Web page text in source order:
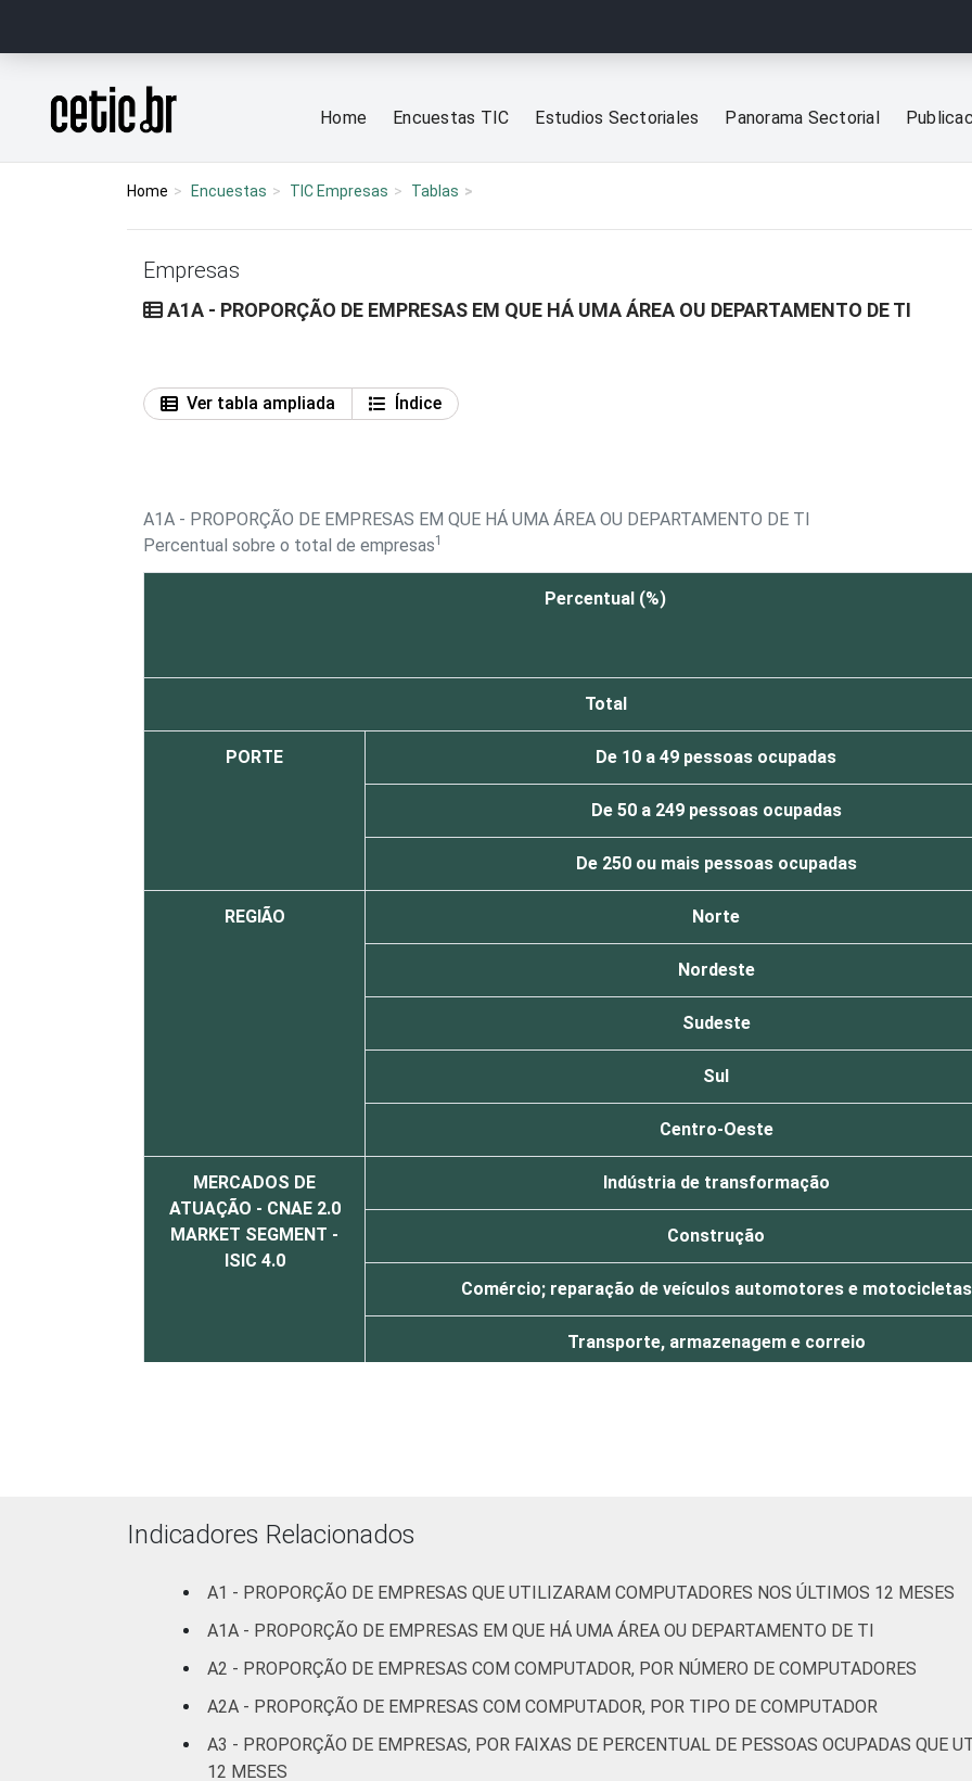
Página inicial
Home Encuestas TIC Estudios Sectoriales Panorama Sectorial
Home Encuestas TIC Empresas Tablas
Empresas
A1A - PROPORÇÃO DE EMPRESAS EM QUE HÁ UMA ÁREA OU DEPARTAMENTO DE TI
Ver tabla ampliada
Índice
A1A - PROPORÇÃO DE EMPRESAS EM QUE HÁ UMA ÁREA OU DEPARTAMENTO DE TI
Percentual sobre o total de empresas1
Percentual (%)
Total
PORTE De 10 a 49 pessoas ocupadas
De 50 a 249 pessoas ocupadas
De 250 ou mais pessoas ocupadas
REGIÃO Norte
Nordeste
Sudeste
Sul
Centro-Oeste
MERCADOS DE
ATUAÇÃO - CNAE 2.0
MARKET SEGMENT -
ISIC 4.0
Indústria de transformação
Construção
Comércio; reparação de veículos automotores e motocicletas
Transporte, armazenagem e correio
Artes, cultura, esporte e recreação; outras atividades de
1
Base: 7.198 empresas com 10 ou mais pessoas ocupadas e que constituem os seguintes segmentos
Dados coletados entre setembro de 2014 e fevereiro de 2015.
Fonte: NIC.br - set 2014 / fev 2015
Indicadores Relacionados
A1 - PROPORÇÃO DE EMPRESAS QUE UTILIZARAM COMPUTADORES NOS ÚLTIMOS 12 MESES
A1A - PROPORÇÃO DE EMPRESAS EM QUE HÁ UMA ÁREA OU DEPARTAMENTO DE TI
A2 - PROPORÇÃO DE EMPRESAS COM COMPUTADOR, POR NÚMERO DE COMPUTADORES
A2A - PROPORÇÃO DE EMPRESAS COM COMPUTADOR, POR TIPO DE COMPUTADOR
A3 - PROPORÇÃO DE EMPRESAS, POR FAIXAS DE PERCENTUAL DE PESSOAS OCUPADAS QUE
12 MESES